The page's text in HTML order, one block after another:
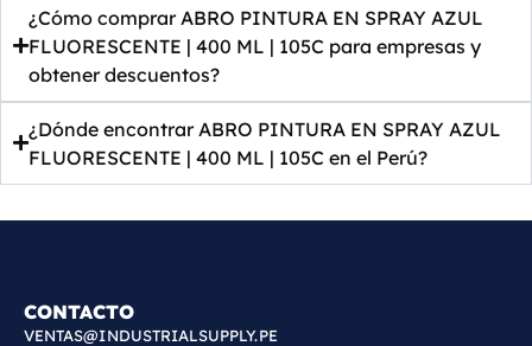
¿Cómo comprar ABRO PINTURA EN SPRAY AZUL
FLUORESCENTE | 400 ML | 105C para empresas y
obtener descuentos?
¿Dónde encontrar ABRO PINTURA EN SPRAY AZUL
FLUORESCENTE | 400 ML | 105C en el Perú?
CONTACTO
VENTAS@INDUSTRIALSUPPLY.PE